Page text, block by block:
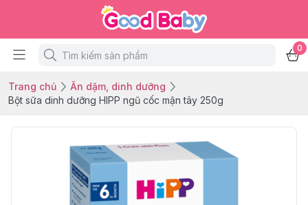
0
Trang chủ
Ăn dặm, dinh dưỡng
Bột sữa dinh dưỡng HIPP ngũ cốc mận tây 250g